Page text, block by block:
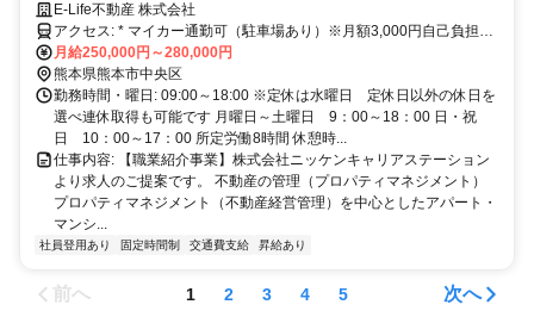
時間以内, 転勤無し, 第二新卒歓迎
E-Life不動産 株式会社
アクセス: * マイカー通勤可（駐車場あり）※月額3,000円自己負担と
なります。
月給250,000円～280,000円
熊本県熊本市中央区
勤務時間・曜日: 09:00～18:00 ※定休は水曜日 定休日以外の休日を
選べ連休取得も可能です 月曜日～土曜日 9：00～18：00 日・祝
日 10：00～17：00 所定労働8時間 休憩時...
仕事内容: 【職業紹介事業】株式会社ニッケンキャリアステーション
より求人のご提案です。 不動産の管理（プロパティマネジメント）
プロパティマネジメント（不動産経営管理）を中心としたアパート・
マンシ...
社員登用あり 固定時間制 交通費支給 昇給あり
前へ 1 2 3 4 5 次へ